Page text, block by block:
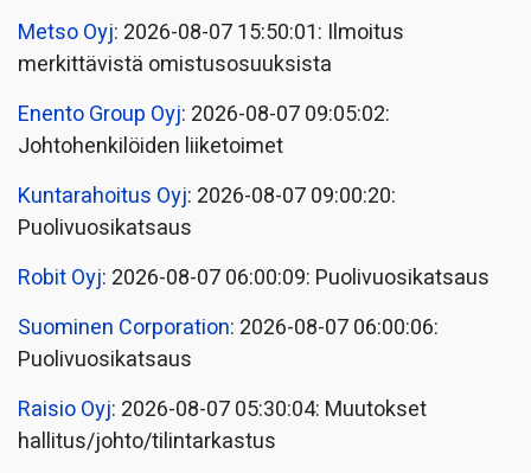
Metso Oyj: 2026-08-07 15:50:01: Ilmoitus
merkittävistä omistusosuuksista
Enento Group Oyj: 2026-08-07 09:05:02:
Johtohenkilöiden liiketoimet
Kuntarahoitus Oyj: 2026-08-07 09:00:20:
Puolivuosikatsaus
Robit Oyj: 2026-08-07 06:00:09: Puolivuosikatsaus
Suominen Corporation: 2026-08-07 06:00:06:
Puolivuosikatsaus
Raisio Oyj: 2026-08-07 05:30:04: Muutokset
hallitus/johto/tilintarkastus